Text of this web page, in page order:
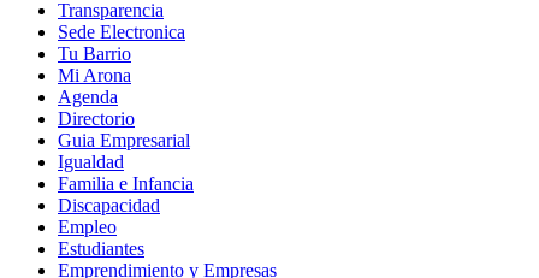
Transparencia
Sede Electronica
Tu Barrio
Mi Arona
Agenda
Directorio
Guia Empresarial
Igualdad
Familia e Infancia
Discapacidad
Empleo
Estudiantes
Emprendimiento y Empresas